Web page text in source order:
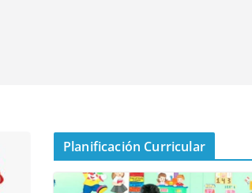
Planificación Curricular